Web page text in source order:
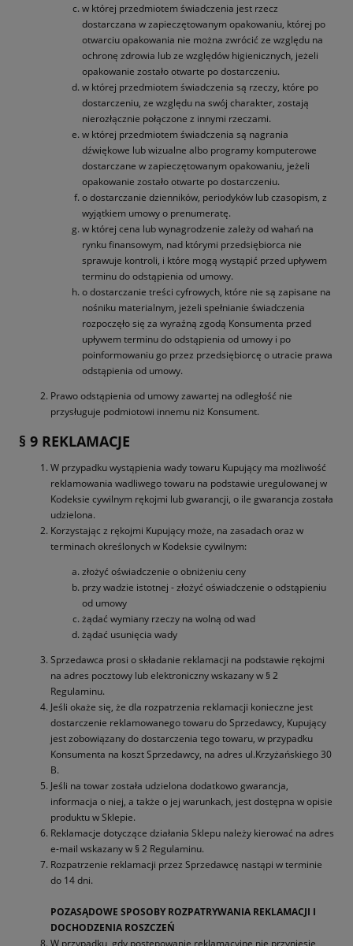
w której przedmiotem świadczenia jest rzecz
dostarczana w zapieczętowanym opakowaniu, której po
otwarciu opakowania nie można zwrócić ze względu na
ochronę zdrowia lub ze względów higienicznych, jeżeli
opakowanie zostało otwarte po dostarczeniu.
w której przedmiotem świadczenia są rzeczy, które po
dostarczeniu, ze względu na swój charakter, zostają
nierozłącznie połączone z innymi rzeczami.
w której przedmiotem świadczenia są nagrania
dźwiękowe lub wizualne albo programy komputerowe
dostarczane w zapieczętowanym opakowaniu, jeżeli
opakowanie zostało otwarte po dostarczeniu.
o dostarczanie dzienników, periodyków lub czasopism, z
wyjątkiem umowy o prenumeratę.
w której cena lub wynagrodzenie zależy od wahań na
rynku finansowym, nad którymi przedsiębiorca nie
sprawuje kontroli, i które mogą wystąpić przed upływem
terminu do odstąpienia od umowy.
o dostarczanie treści cyfrowych, które nie są zapisane na
nośniku materialnym, jeżeli spełnianie świadczenia
rozpoczęło się za wyraźną zgodą Konsumenta przed
upływem terminu do odstąpienia od umowy i po
poinformowaniu go przez przedsiębiorcę o utracie prawa
odstąpienia od umowy.
Prawo odstąpienia od umowy zawartej na odległość nie
przysługuje podmiotowi innemu niż Konsument.
§ 9 REKLAMACJE
W przypadku wystąpienia wady towaru Kupujący ma możliwość
reklamowania wadliwego towaru na podstawie uregulowanej w
Kodeksie cywilnym rękojmi lub gwarancji, o ile gwarancja została
udzielona.
Korzystając z rękojmi Kupujący może, na zasadach oraz w
terminach określonych w Kodeksie cywilnym:
złożyć oświadczenie o obniżeniu ceny
przy wadzie istotnej - złożyć oświadczenie o odstąpieniu
od umowy
żądać wymiany rzeczy na wolną od wad
żądać usunięcia wady
Sprzedawca prosi o składanie reklamacji na podstawie rękojmi
na adres pocztowy lub elektroniczny wskazany w § 2
Regulaminu.
Jeśli okaże się, że dla rozpatrzenia reklamacji konieczne jest
dostarczenie reklamowanego towaru do Sprzedawcy, Kupujący
jest zobowiązany do dostarczenia tego towaru, w przypadku
Konsumenta na koszt Sprzedawcy, na adres ul.Krzyżańskiego 30
B.
Jeśli na towar została udzielona dodatkowo gwarancja,
informacja o niej, a także o jej warunkach, jest dostępna w opisie
produktu w Sklepie.
Reklamacje dotyczące działania Sklepu należy kierować na adres
e-mail wskazany w § 2 Regulaminu.
Rozpatrzenie reklamacji przez Sprzedawcę nastąpi w terminie
do 14 dni.
POZASĄDOWE SPOSOBY ROZPATRYWANIA REKLAMACJI I
DOCHODZENIA ROSZCZEŃ